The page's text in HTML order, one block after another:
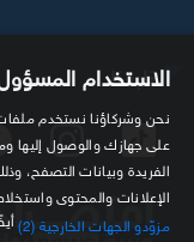
تابعنا
الاستخدام
نحن وشركاؤنا نستخدم
الفريدة وبيانات التصفح،
الإعلانات والمحتوى
مزوّدو الجهات الخارجية (2)